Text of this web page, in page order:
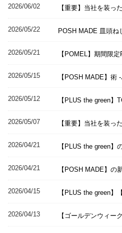
2026/06/02 【重要】当社を装っ
2026/05/22 POSH MADE 皿頭ね
2026/05/21 【POMEL】期間限
2026/05/15 【POSH MADE】術
2026/05/12 【PLUS the green
2026/05/07 【重要】当社を装っ
2026/04/21 【PLUS the green】
2026/04/21 【POSH MADE】の
2026/04/15 【PLUS the green
2026/04/13 【ゴールデンウィー